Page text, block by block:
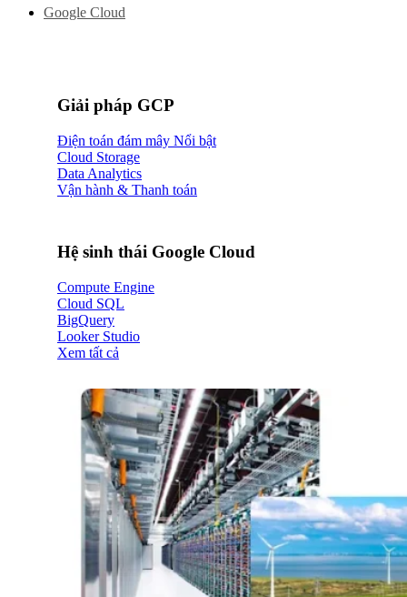
Google Cloud
Giải pháp GCP
Điện toán đám mây
Cloud Storage
Data Analytics
Vận hành & Thanh toán
Hệ sinh thái Google Cloud
Compute Engine
Cloud SQL
BigQuery
Looker Studio
Xem tất cả